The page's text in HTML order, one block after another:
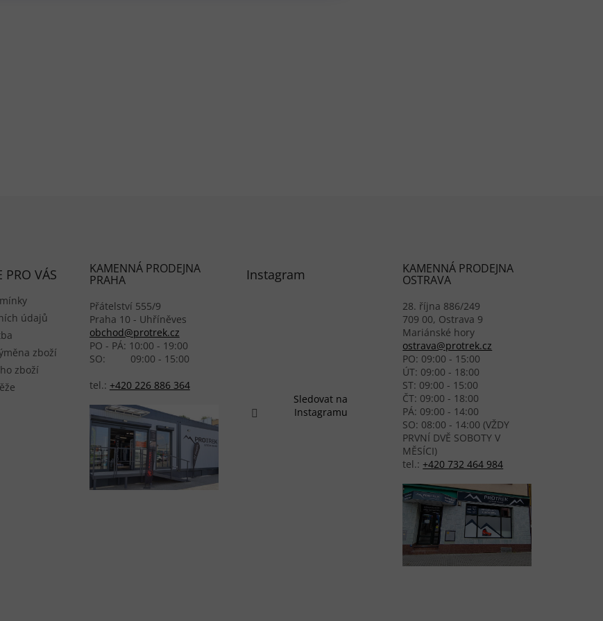
PRO VÁS
údajů
zboží
zboží
KAMENNÁ PRODEJNA
PRAHA
Přátelství 555/9
Praha 10 - Uhříněves
obchod@protrek.cz
PO - PÁ: 10:00 - 19:00
SO: 09:00 - 15:00
tel.: +420 226 886 364
Instagram
Sledovat na
Instagramu
KAMENNÁ PRODEJNA
OSTRAVA
28. října 886/249
709 00, Ostrava 9
Mariánské hory
ostrava@protrek.cz
PO: 09:00 - 15:00
ÚT: 09:00 - 18:00
ST: 09:00 - 15:00
ČT: 09:00 - 18:00
PÁ: 09:00 - 14:00
SO: 08:00 - 14:00 (VŽDY
PRVNÍ DVĚ SOBOTY V
MĚSÍCI)
tel.:+420 732 464 984